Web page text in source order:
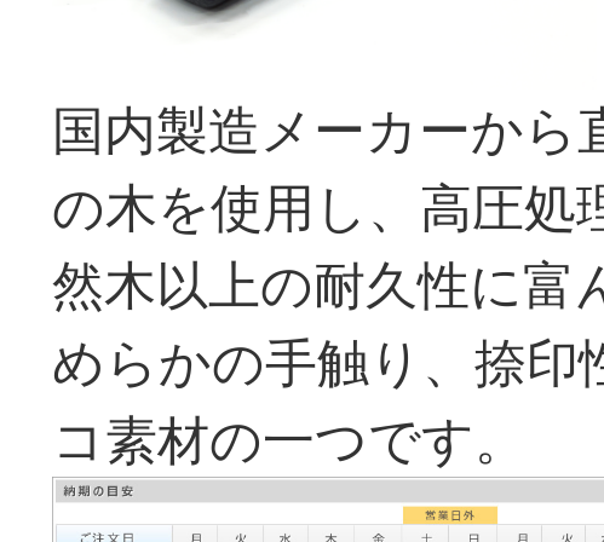
国内製造メーカーか
の木を使用し、高圧
然木以上の耐久性に
めらかの手触り、捺
コ素材の一つです。